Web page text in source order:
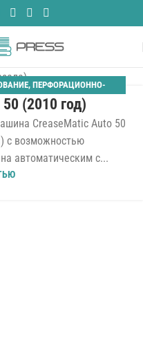
, ПЕРФОРАЦИОННО-
(2010 год)
CreaseMatic Auto 50
с возможностью
автоматическим с...